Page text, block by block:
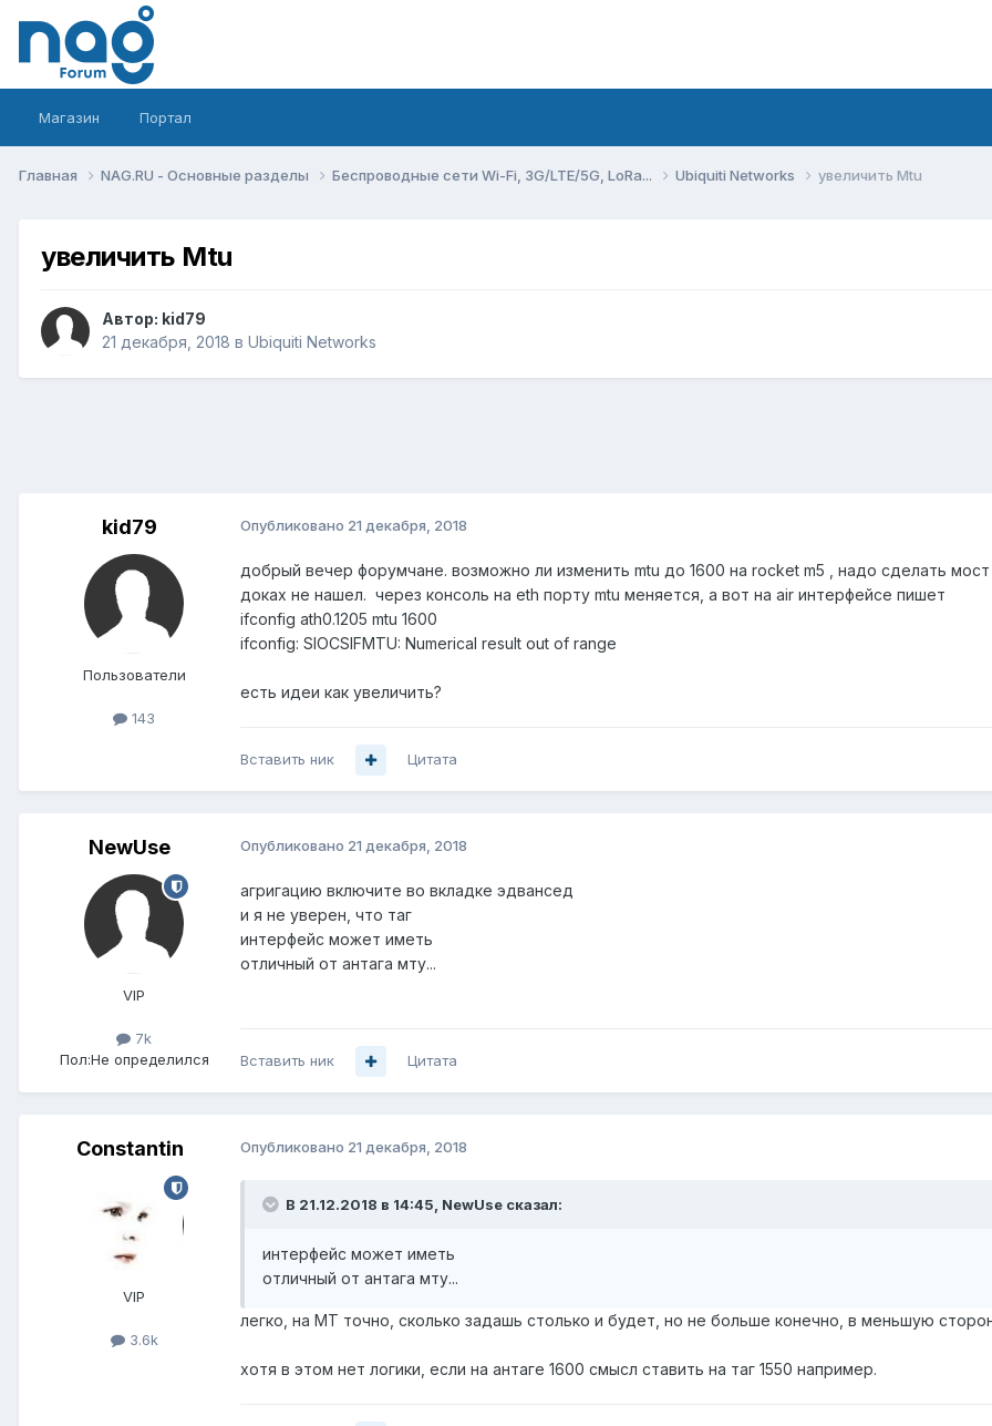
Магазин Портал
Главная NAG.RU - Основные разделы Беспроводные сети Wi-Fi, 3G/LTE/5G, LoRa... Ubiquiti Networks увеличить Mtu
увеличить Mtu
Автор: kid79
21 декабря, 2018 в Ubiquiti Networks
kid79
Пользователи
143
Опубликовано 21 декабря, 2018
добрый вечер форумчане. возможно ли изменить mtu до 1600 на rocket m5 , надо сделать
доках не нашел. через консоль на eth порту mtu меняется, а вот на air интерфейсе пишет
ifconfig ath0.1205 mtu 1600
ifconfig: SIOCSIFMTU: Numerical result out of range
есть идеи как увеличить?
Вставить ник Цитата
NewUse
VIP
7k
Пол:Не определился
Опубликовано 21 декабря, 2018
агригацию включите во вкладке эдвансед
и я не уверен, что таг
интерфейс может иметь
отличный от антага мту...
Вставить ник Цитата
Constantin
VIP
3.6k
Опубликовано 21 декабря, 2018
В 21.12.2018 в 14:45, NewUse сказал:
интерфейс может иметь
отличный от антага мту...
легко, на МТ точно, сколько задашь столько и будет, но не больше конечно, в меньшую
хотя в этом нет логики, если на антаге 1600 смысл ставить на таг 1550 например.